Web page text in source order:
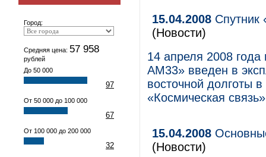
Город:
Средняя цена: 57 958
рублей
До 50 000
97
От 50 000 до 100 000
67
От 100 000 до 200 000
32
15.04.2008 Спутник
(Новости)
14 апреля 2008 года
АМ33» введен в
восточной долготы
«Космическая
15.04.2008
(Новости)